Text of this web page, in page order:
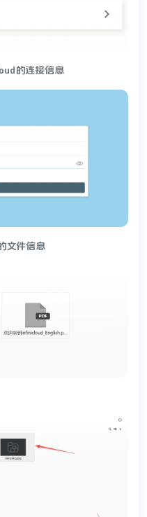
的连接信息
文件信息